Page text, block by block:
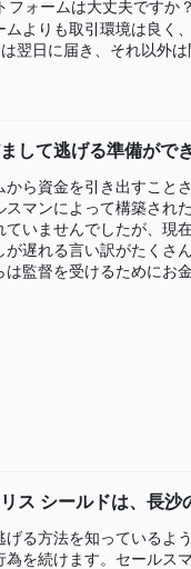
フォームは大丈夫ですか
ムよりも取引環境は良く
翌日に届き、それ以外は
して逃げる準備がで
注意を払う
ら資金を引き出すこと
スマンによって構築され
ていませんでしたが、現
が遅れる言い訳がたくさ
監督を受けるためにお
準備ができています。
てください。ここの人々
ています。
ス シールドは、長沙
設されました。
げる方法を知っているよ
為を続けます。セールス